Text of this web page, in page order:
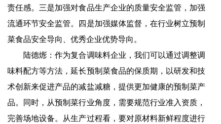
责任感。三是加强对食品生产企业的质量安全监管，加强
流通环节安全监管。四是加强媒体监督，在行业树立预制
菜食品安全导向、优秀企业优势导向。
陆德烿：作为复合调味料企业，我们可以通过调整调
味料配方等方法，延长预制菜食品的保质期，以研发和技
术创新来促进产品的减盐减糖，提供更加健康的预制菜产
品。同时，从预制菜行业角度，需要规范行业准入资质，
完善场地设备。从生产过程看，要对原材料新鲜程度进行